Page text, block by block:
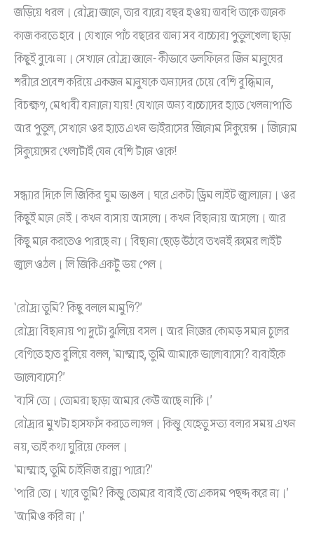
জড়িয়ে ধরল। রৌদ্রা জানে, তার বারো বছর হওয়া অবধি তাকে অনেক
কাজ করতে হবে। যেখানে পাঁচ বছরের অন্য সব বাচ্চারা পুতুলখেলা ছাড়া
কিছুই বুঝে না। সেখানে রৌদ্রা জানে- কীভাবে ডলফিনের জিন মানুষের
শরীরে প্রবেশ করিয়ে একজন মানুষকে অন্যদের চেয়ে বেশি বুদ্ধিমান,
বিচক্ষণ, মেধাবী বানানো যায়! যেখানে অন্য বাচ্চাদের হাতে খেলনাপাতি
আর পুতুল, সেখানে ওর হাতে এখন ভাইরাসের জিনোম সিকুয়েন্স। জিনোম
সিকুয়েন্সের খেলাটাই যেন বেশি টানে ওকে!
সন্ধ্যার দিকে লি জিকির ঘুম ভাঙল। ঘরে একটা ড্রিম লাইট জ্বালানো। ওর
কিছুই মনে নেই। কখন বাসায় আসলো। কখন বিছানায় আসলো। আর
কিছু মনে করতেও পারছে না। বিছানা ছেড়ে উঠবে তখনই রুমের লাইট
জ্বলে ওঠল। লি জিকি একটু ভয় পেল।
‘রৌদ্রা তুমি? কিছু বললে মামুণি?’
রৌদ্রা বিছানায় পা দুটো ঝুলিয়ে বসল। আর নিজের কোমড় সমান চুলের
বেণিতে হাত বুলিয়ে বলল, ‘মাম্মাহ, তুমি আমাকে ভালোবাসো? বাবাইকে
ভালোবাসো?’
‘বাসি তো। তোমরা ছাড়া আমার কেউ আছে নাকি।’
রৌদ্রার মুখটা হাসফাঁস করতে লাগল। কিন্তু যেহেতু সত্য বলার সময় এখন
নয়, তাই কথা ঘুরিয়ে ফেলল।
‘মাম্মাহ, তুমি চাইনিজ রান্না পারো?’
‘পারি তো। খাবে তুমি? কিন্তু তোমার বাবাই তো একদম পছন্দ করে না।’
‘আমিও করি না।’